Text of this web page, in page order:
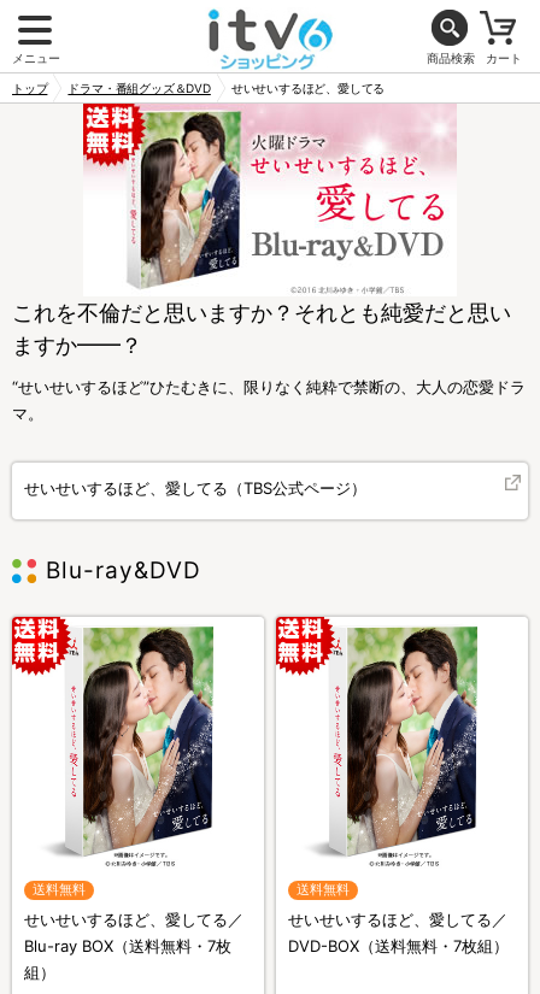
メニュー 商品検索 カート
トップ ドラマ・番組グッズ＆DVD せいせいするほど、愛してる
これを不倫だと思いますか？それとも純愛だと思い
ますか━━？
“せいせいするほど”ひたむきに、限りなく純粋で禁断の、大人の恋愛ドラ
マ。
せいせいするほど、愛してる（TBS公式ページ）
Blu-ray&DVD
送料無料
せいせいするほど、愛してる／
Blu-ray BOX（送料無料・7枚
組）
送料無料
せいせいするほど、愛してる／
DVD-BOX（送料無料・7枚組）